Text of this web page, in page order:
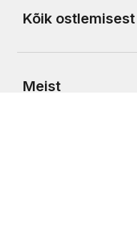
Kõik ostlemisest
Meist